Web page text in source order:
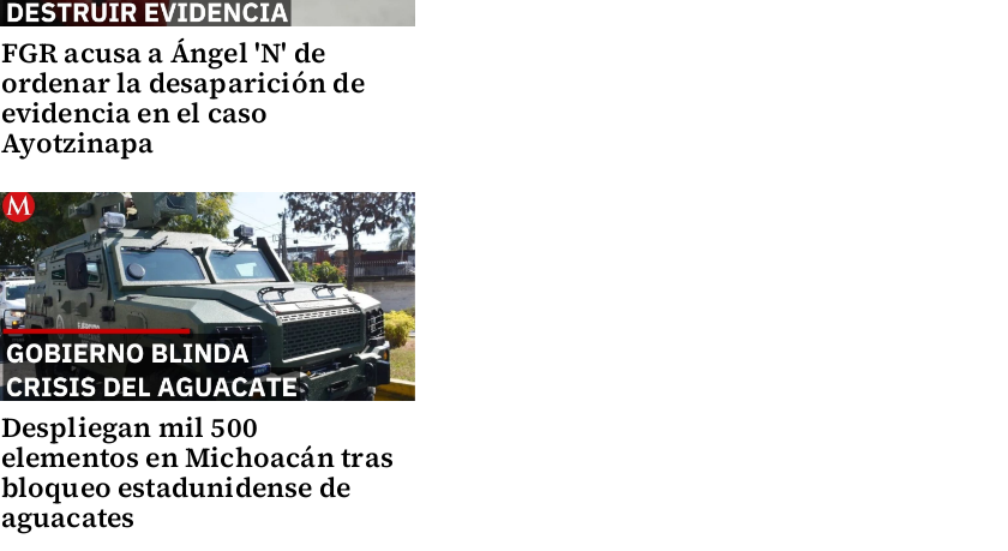
FGR acusa a Ángel 'N' de
ordenar la desaparición de
evidencia en el caso
Ayotzinapa
Despliegan mil 500
elementos en Michoacán tras
bloqueo estadunidense de
aguacates